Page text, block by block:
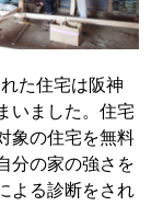
た住宅は阪神
いました。住宅
象の住宅を無料
分の家の強さを
よる診断をされ